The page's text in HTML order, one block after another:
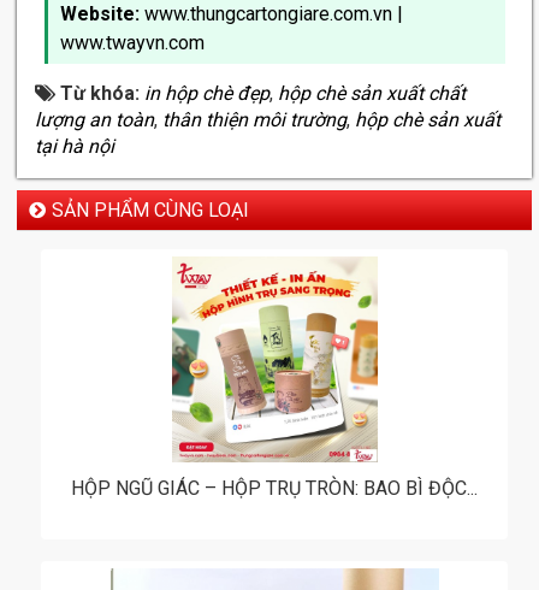
Website: www.thungcartongiare.com.vn |
www.twayvn.com
Từ khóa: in hộp chè đẹp, hộp chè sản xuất chất
lượng an toàn, thân thiện môi trường, hộp chè sản xuất
tại hà nội
SẢN PHẨM CÙNG LOẠI
HỘP NGŨ GIÁC – HỘP TRỤ TRÒN: BAO BÌ ĐỘC...